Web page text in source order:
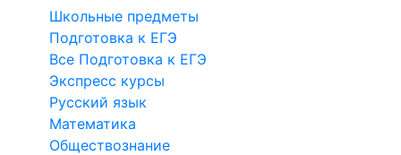
Школьные предметы
Подготовка к ЕГЭ
Все Подготовка к ЕГЭ
Экспресс курсы
Русский язык
Математика
Обществознание